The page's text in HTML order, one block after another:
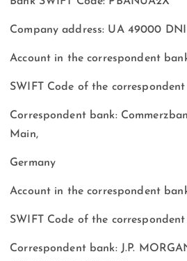
Company address: UA 49000
Account in the correspondent
SWIFT Code of the
Correspondent bank:
Main,
Germany
Account in the correspondent
SWIFT Code of the
Correspondent bank: J.P.